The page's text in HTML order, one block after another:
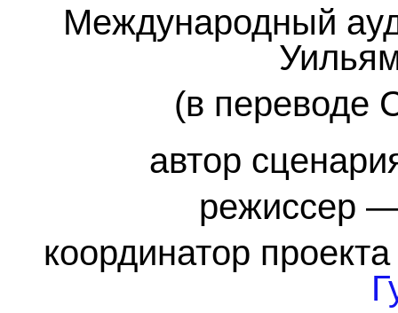
Международный
(в переводе
автор
режиссер
координатор